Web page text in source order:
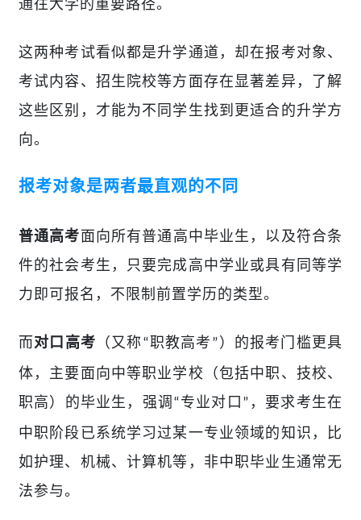
通往大学的重要路径。
这两种考试看似都是升学通道，却在报考对象、
考试内容、招生院校等方面存在显著差异，了解
这些区别，才能为不同学 生找到更适合的升学方
向。
报考对象是两者最直观的不同
普通高考面向所有普通高中毕业生，以及符合条
件的社会考生，只要完成高中学业或具有同等学
力即可报名，不限制前置学历的类型。
而对口高考 （又称 “职教高考 ” ）的报考门槛更具
体，主要面向中等职业学校（包括中职、技校、
职高）的毕业生，强调 “ 专业对口 ” ，要求考生在
中职阶段已系统学习过某一专业领域的知识，比
如护理、机械、计算机等，非中职毕业生通常无
法参与。